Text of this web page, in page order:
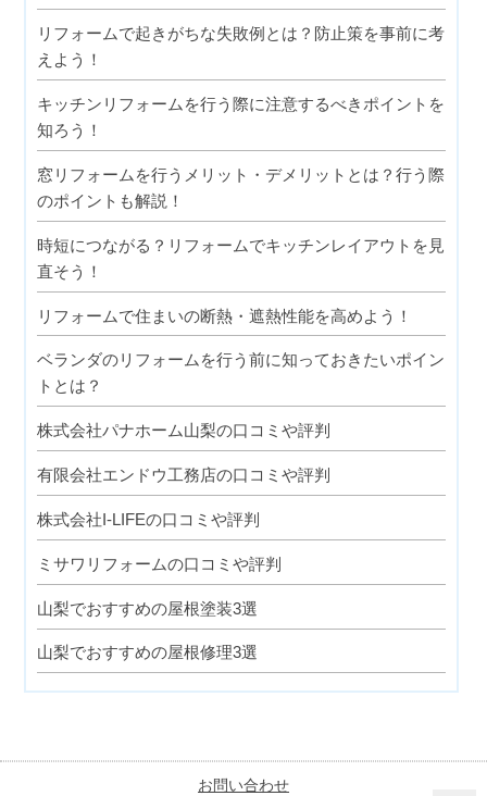
リフォームで起きがちな失敗例とは？防止策を事前に考
えよう！
キッチンリフォームを行う際に注意するべきポイントを
知ろう！
窓リフォームを行うメリット・デメリットとは？行う際
のポイントも解説！
時短につながる？リフォームでキッチンレイアウトを見
直そう！
リフォームで住まいの断熱・遮熱性能を高めよう！
ベランダのリフォームを行う前に知っておきたいポイン
トとは？
株式会社パナホーム山梨の口コミや評判
有限会社エンドウ工務店の口コミや評判
株式会社I-LIFEの口コミや評判
ミサワリフォームの口コミや評判
山梨でおすすめの屋根塗装3選
山梨でおすすめの屋根修理3選
お問い合わせ